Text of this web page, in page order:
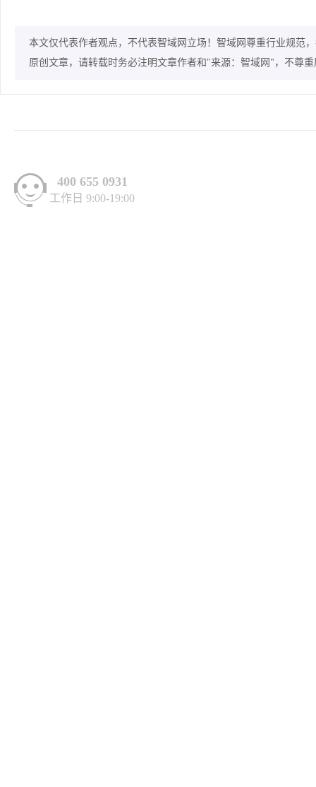
本文仅代表作者观点，不代表智域网立场！智域网尊重行业规范
原创文章，请转载时务必注明文章作者和"来源：智域网"，不尊
400 655 0931
工作日 9:00-19:00